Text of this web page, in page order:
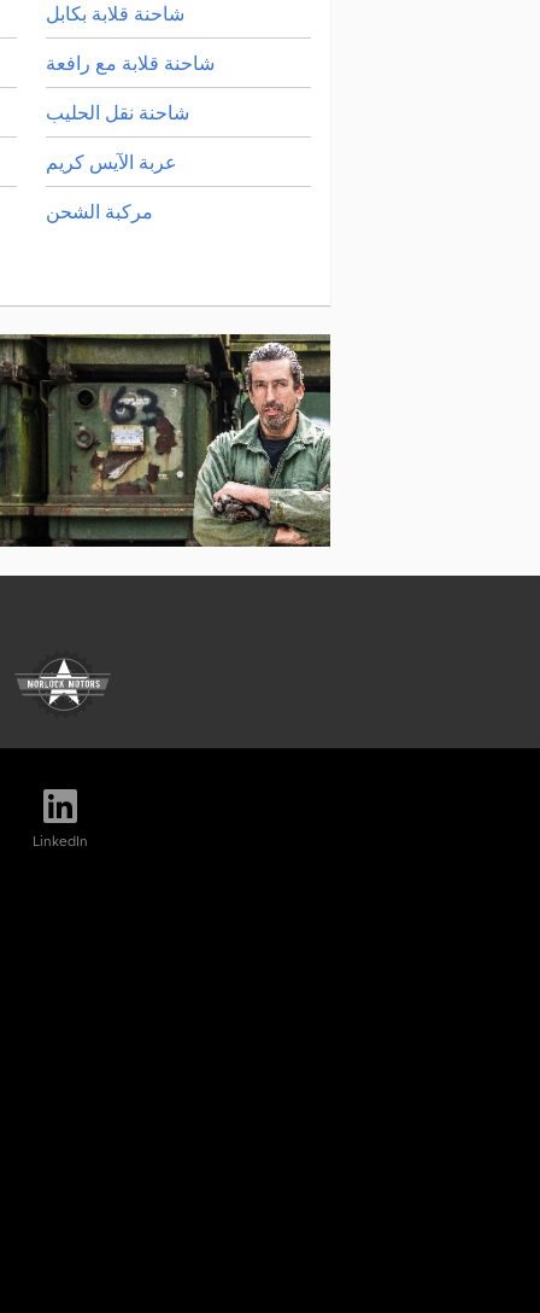
المعدات
شاحنة قلابة بكابل
شاحنة قلابة مع رافعة
شاحنة نقل الحليب
عربة الآيس كريم
مركبة الشحن
ناقل الزجاج
LinkedIn